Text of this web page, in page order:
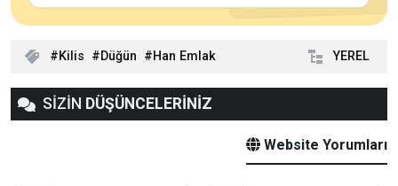
Kilis Düğün Han Emlak YEREL
SİZİN DÜŞÜNCELERİNİZ
Website Yorumları